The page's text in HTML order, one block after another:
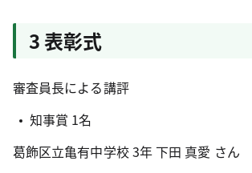
3 表彰式
審査員長による講評
知事賞 1名
葛飾区立亀有中学校 3年 下田 真愛 さん